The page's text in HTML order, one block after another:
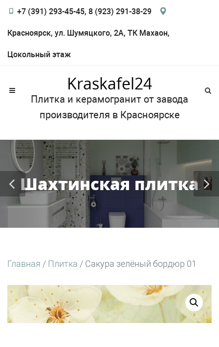
+7 (391) 293-45-45, 8 (923) 291-38-29
Красноярск, ул. Шумяцкого, 2А, ТК Махаон,
Цокольный этаж
Kraskafel24
Плитка и керамогранит от завода
производителя в Красноярске
Шахтинская плитка
Главная / Плитка / Сакура зелёный бордюр 01